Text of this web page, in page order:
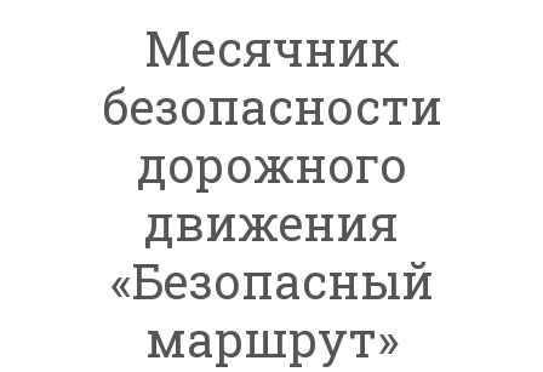
Месячник
безопасности
дорожного
движения
«Безопасный
маршрут»